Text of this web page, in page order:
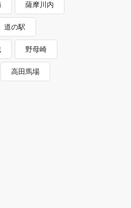
薩摩川内
道の駅
野母崎
高田馬場